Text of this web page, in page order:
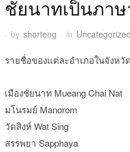
ชัยนาทเป็นภาษ
· by shorteng · in Uncategorized
รายชื่อของแต่ละอำเภอในจังห
เมืองชัยนาท Mueang Chai Nat
มโนรมย์ Manorom
วัดสิงห์ Wat Sing
สรรพยา Sapphaya